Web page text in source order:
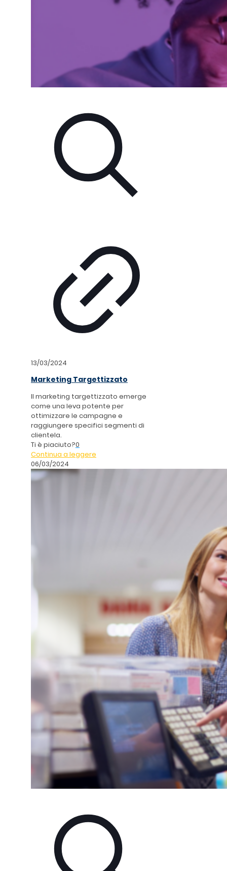
13/03/2024
Marketing Targettizzato
Il marketing targettizzato emerge
come una leva potente per
ottimizzare le campagne e
raggiungere specifici segmenti di
clientela.
Ti è piaciuto?0
Continua a leggere
06/03/2024